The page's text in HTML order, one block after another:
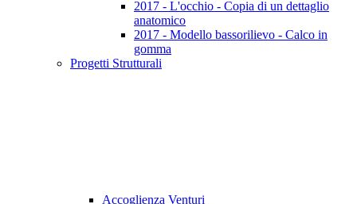
2017 - L'occhio - Copia di un dettaglio
anatomico
2017 - Modello bassorilievo - Calco in
gomma
Progetti Strutturali
Accoglienza Venturi